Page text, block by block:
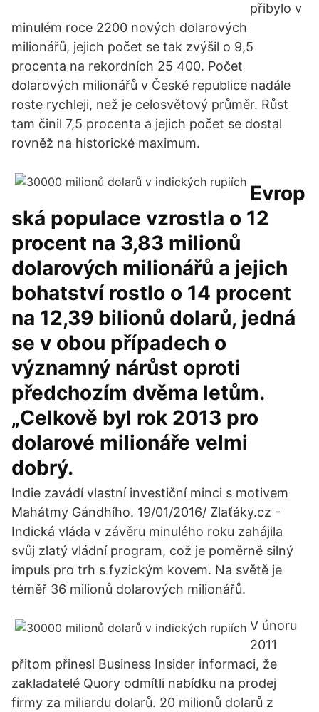
přibylo v
minulém roce 2200 nových dolarových
milionářů, jejich počet se tak zvýšil o 9,5
procenta na rekordních 25 400. Počet
dolarových milionářů v České republice nadále
roste rychleji, než je celosvětový průměr. Růst
tam činil 7,5 procenta a jejich počet se dostal
rovněž na historické maximum.
Evrop
ská populace vzrostla o 12
procent na 3,83 milionů
dolarových milionářů a jejich
bohatství rostlo o 14 procent
na 12,39 bilionů dolarů, jedná
se v obou případech o
významný nárůst oproti
předchozím dvěma letům.
„Celkově byl rok 2013 pro
dolarové milionáře velmi
dobrý.
Indie zavádí vlastní investiční minci s motivem
Mahátmy Gándhího. 19/01/2016/ Zlaťáky.cz -
Indická vláda v závěru minulého roku zahájila
svůj zlatý vládní program, což je poměrně silný
impuls pro trh s fyzickým kovem. Na světě je
téměř 36 milionů dolarových milionářů.
V únoru
2011
přitom přinesl Business Insider informaci, že
zakladatelé Quory odmítli nabídku na prodej
firmy za miliardu dolarů. 20 milionů dolarů z